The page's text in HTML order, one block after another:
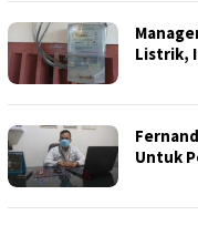
Listrik,
Untuk